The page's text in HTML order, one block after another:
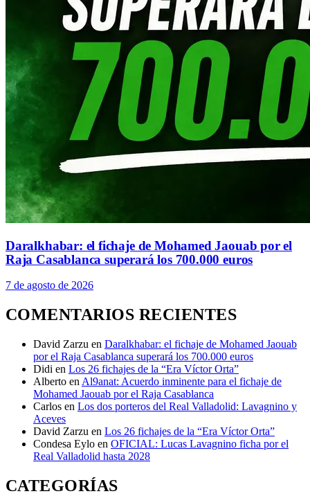
Daralkhabar: el fichaje de Mohamed Jaouab por el
Raja Casablanca superará los 700.000 euros
7 de agosto de 2026
COMENTARIOS RECIENTES
David Zarzu en Daralkhabar: el fichaje de Mohamed Jaouab
por el Raja Casablanca superará los 700.000 euros
Didi en Los 26 fichajes de la “Era Víctor Orta”
Alberto en Al9anat: Acuerdo inminente para el fichaje de
Mohamed Jaouab por el Raja Casablanca
Carlos en Los dos porteros del Real Valladolid: Lavagnino y
Aceves
David Zarzu en Los 26 fichajes de la “Era Víctor Orta”
Condesa Eylo en OFICIAL: Lucas Lavagnino ficha por el
Real Valladolid hasta 2028
CATEGORÍAS